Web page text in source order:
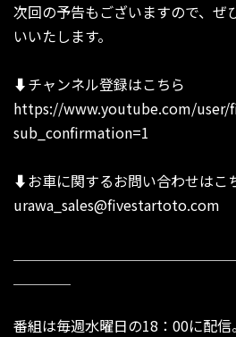
次回の予告もございますので、ぜ
いいたします。
⬇︎チャンネル登録はこちら
https://www.youtube.com/user/
sub_confirmation=1
⬇︎お車に関するお問い合わせはこ
urawa_sales@fivestartoto.com
番組は毎週水曜日の18：00に配